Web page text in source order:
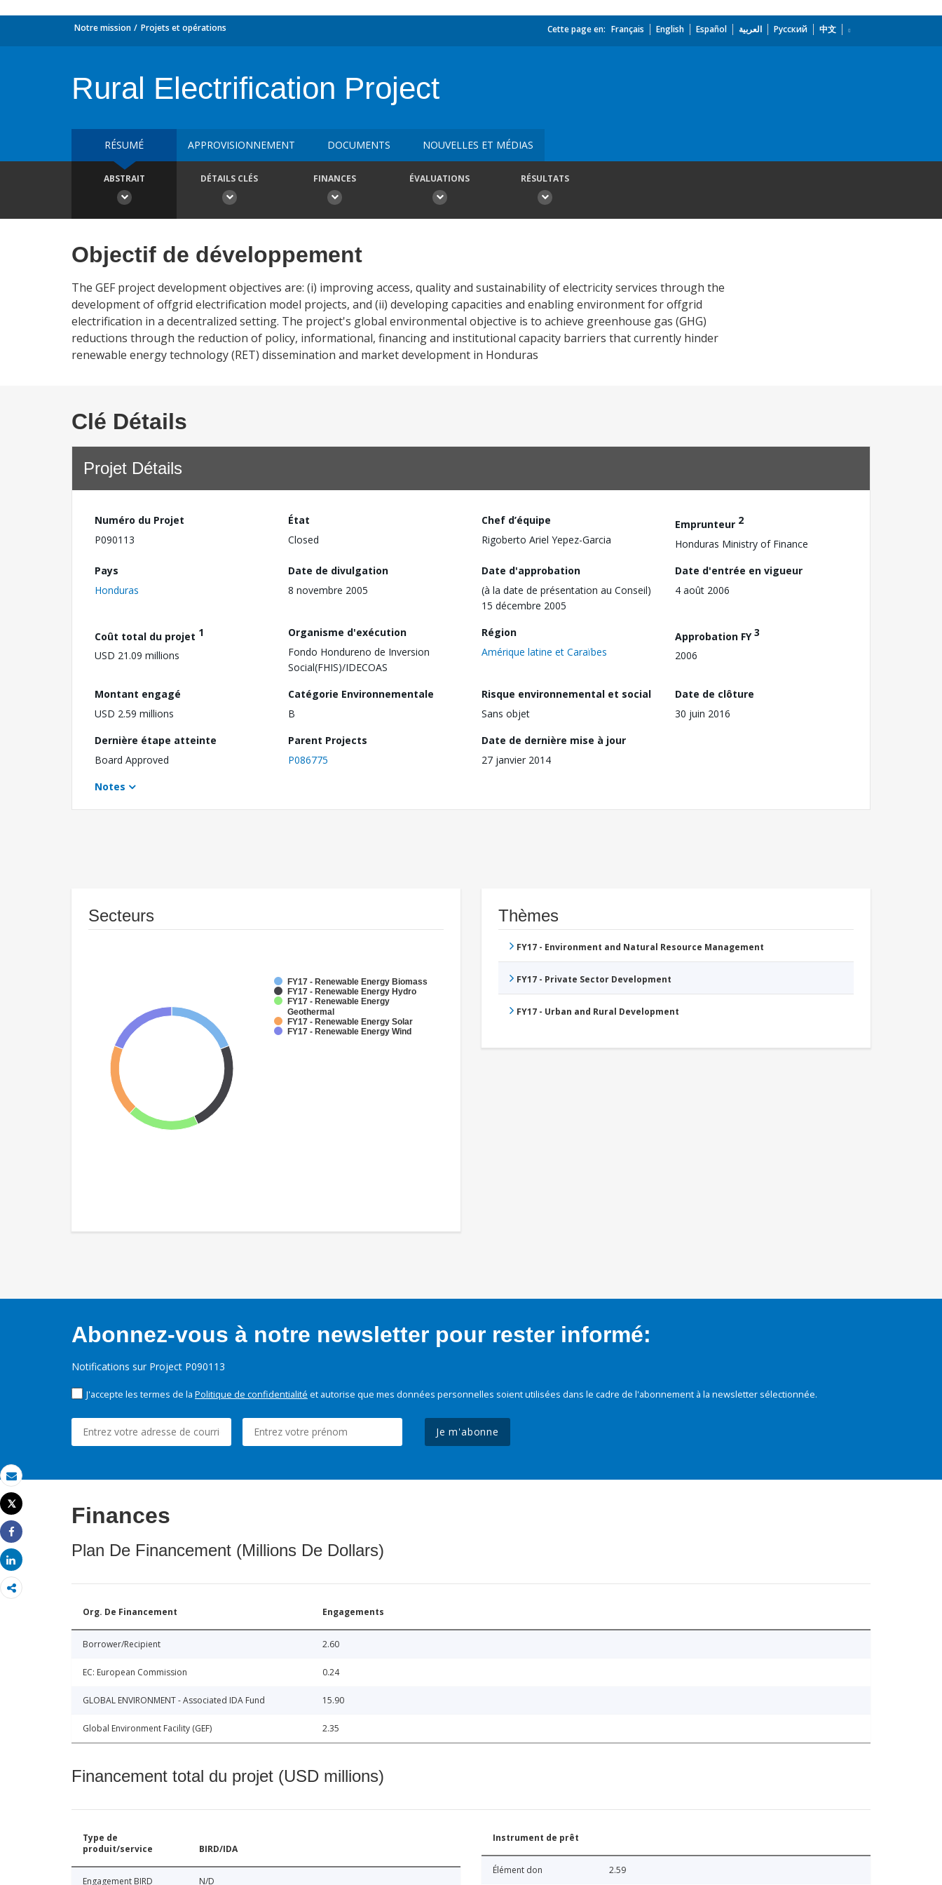
Email
Imprimer
Tweet
Share
Share
Notre mission Projets et opérations Cette page en: Français English Español العربية Русский 中文
Rural Electrification Project
RÉSUMÉ APPROVISIONNEMENT DOCUMENTS NOUVELLES ET MÉDIAS
ABSTRAIT DÉTAILS CLÉS FINANCES ÉVALUATIONS RÉSULTATS
Objectif de développement
The GEF project development objectives are: (i) improving access, quality and sustainability of electricity services through the
development of offgrid electrification model projects, and (ii) developing capacities and enabling environment for offgrid
electrification in a decentralized setting. The project's global environmental objective is to achieve greenhouse gas (GHG)
reductions through the reduction of policy, informational, financing and institutional capacity barriers that currently hinder
renewable energy technology (RET) dissemination and market development in Honduras
Clé Détails
Projet Détails
Numéro du Projet
P090113
État
Closed
Chef d’équipe
Rigoberto Ariel Yepez-Garcia
Emprunteur 2
Honduras Ministry of Finance
Pays
Honduras
Date de divulgation
8 novembre 2005
Date d'approbation
(à la date de présentation au Conseil)
15 décembre 2005
Date d'entrée en vigueur
4 août 2006
Coût total du projet 1
USD 21.09 millions
Organisme d'exécution
Fondo Hondureno de Inversion
Social(FHIS)/IDECOAS
Région
Amérique latine et Caraïbes
Approbation FY3
2006
Montant engagé
USD 2.59 millions
Catégorie Environnementale
B
Risque environnemental et social
Sans objet
Date de clôture
30 juin 2016
Dernière étape atteinte
Board Approved
Parent Projects
P086775
Date de dernière mise à jour
27 janvier 2014
Notes
Secteurs
FY17 - Renewable Energy Biomass
FY17 - Renewable Energy Hydro
FY17 - Renewable Energy
Geothermal
FY17 - Renewable Energy Solar
FY17 - Renewable Energy Wind
Thèmes
FY17 - Environment and Natural Resource Management
FY17 - Private Sector Development
FY17 - Urban and Rural Development
Abonnez-vous à notre newsletter pour rester informé:
Notifications sur Project P090113
J'accepte les termes de la Politique de confidentialité et autorise que mes données personnelles soient utilisées dans le cadre de l'abonnement à la newsletter sélectionnée.
Je m'abonne
Finances
Plan De Financement (Millions De Dollars)
Org. De Financement Engagements
Borrower/Recipient 2.60
EC: European Commission 0.24
GLOBAL ENVIRONMENT - Associated IDA Fund 15.90
Global Environment Facility (GEF) 2.35
Financement total du projet (USD millions)
Type de
produit/service
BIRD/IDA
Engagement BIRD N/D
Instrument de prêt
Élément don 2.59